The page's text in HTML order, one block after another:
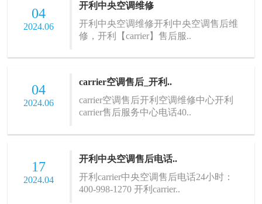
04
2024.06
开利中央空调维修
开利中央空调维修开利中央空调售后维
修，开利【carrier】售后服..
04
2024.06
carrier空调售后_开利..
carrier空调售后开利空调维修中心开利
carrier售后服务中心电话40..
17
2024.04
开利中央空调售后电话..
开利carrier中央空调售后电话24小时：
400-998-1270 开利carrier..